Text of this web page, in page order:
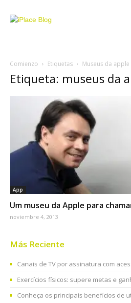
Comienzo Etiquetas Museus da apple
Etiqueta: museus da
App
Um museu da Apple para
noviembre 4, 2013
Más Reciente
Canais de TV por assinatura com
Exercícios físicos: supere metas e
Conheça os principais benefícios de